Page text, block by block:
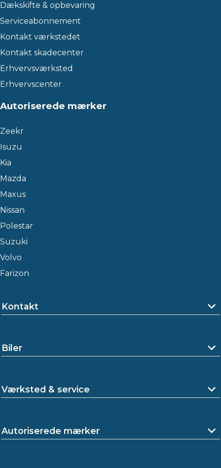
Dækskifte & opbevaring
Serviceabonnement
Kontakt værkstedet
Kontakt skadecenter
Erhvervsværksted
Erhvervscenter
Autoriserede mærker
Zeekr
Isuzu
Kia
Mazda
Maxus
Nissan
Polestar
Suzuki
Volvo
Farizon
Kontakt
Biler
Værksted & service
Autoriserede mærker